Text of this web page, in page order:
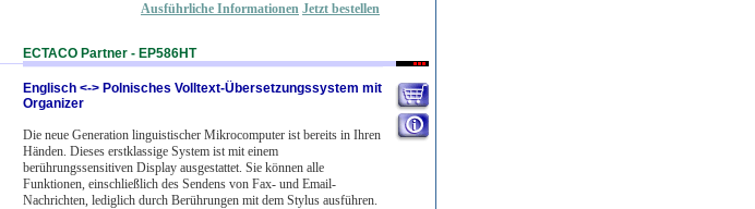
Ausführliche Informationen Jetzt bestellen
ECTACO Partner - EP586HT
Englisch <-> Polnisches Volltext-Übersetzungssystem mit
Organizer
Die neue Generation linguistischer Mikrocomputer ist bereits in Ihren
Händen. Dieses erstklassige System ist mit einem
berührungssensitiven Display ausgestattet. Sie können alle
Funktionen, einschließlich des Sendens von Fax- und Email-
Nachrichten, lediglich durch Berührungen mit dem Stylus ausführen.